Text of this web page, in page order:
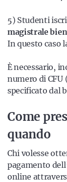
5) Studenti
magistrale
In questo caso
È necessario,
numero di
specificato dal
Come
quando
Chi volesse
pagamento
online